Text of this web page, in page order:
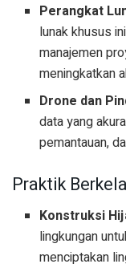
Perangkat
lunak khusus
manajemen
meningkatkan
Drone dan
data yang
pemantauan,
Praktik
Konstruksi
lingkungan
menciptakan